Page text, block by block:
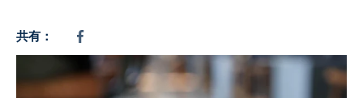
Coffee
共有：